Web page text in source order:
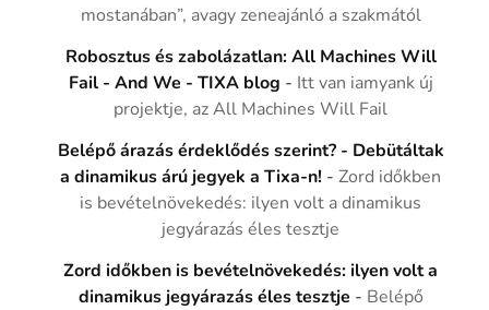
mostanában”, avagy zeneajánló a szakmától
Robosztus és zabolázatlan: All Machines Will
Fail - And We - TIXA blog - Itt van iamyank új
projektje, az All Machines Will Fail
Belépő árazás érdeklődés szerint? - Debütáltak
a dinamikus árú jegyek a Tixa-n! -Zord időkben
is bevételnövekedés: ilyen volt a dinamikus
jegyárazás éles tesztje
Zord időkben is bevételnövekedés: ilyen volt a
dinamikus jegyárazás éles tesztje - Belépő